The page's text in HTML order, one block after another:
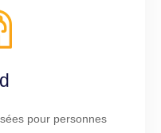
pour personnes